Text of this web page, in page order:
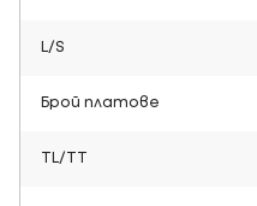
L/S
Брой платове
TL/TT